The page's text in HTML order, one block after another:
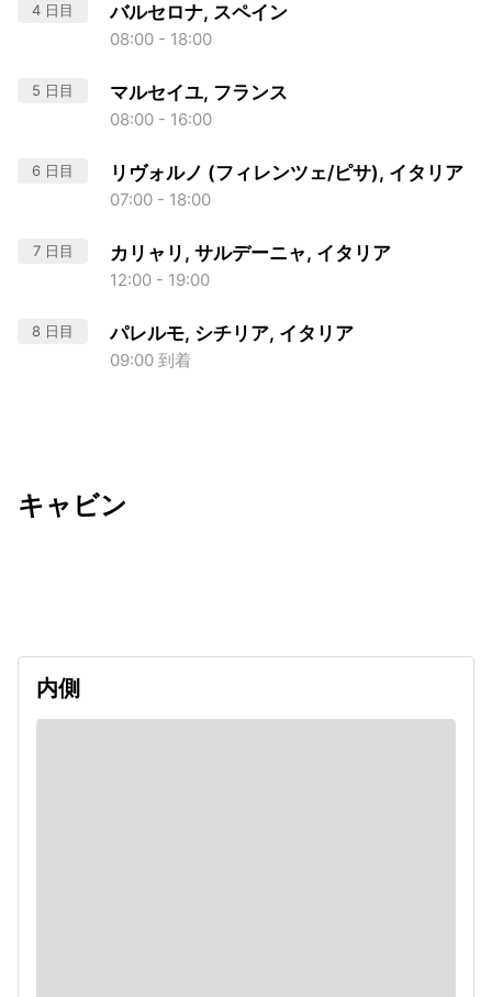
4 日目 バルセロナ, スペイン
08:00 - 18:00
5 日目 マルセイユ, フランス
08:00 - 16:00
6 日目 リヴォルノ (フィレンツェ/ピサ), イタリア
07:00 - 18:00
7 日目 カリャリ, サルデーニャ, イタリア
12:00 - 19:00
8 日目 パレルモ, シチリア, イタリア
09:00 到着
キャビン
内側